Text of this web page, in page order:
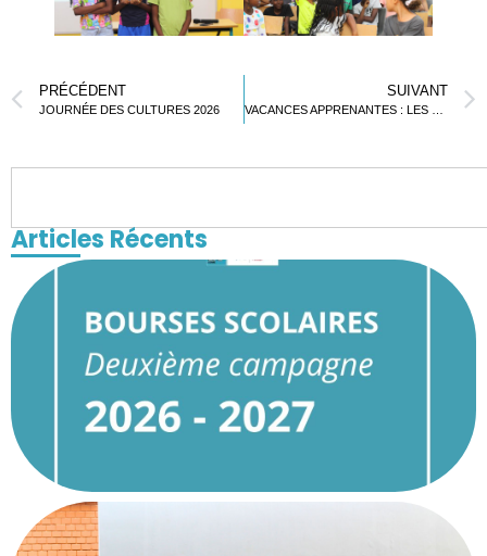
PRÉCÉDENT
JOURNÉE DES CULTURES 2026
SUIVANT
Articles Récents